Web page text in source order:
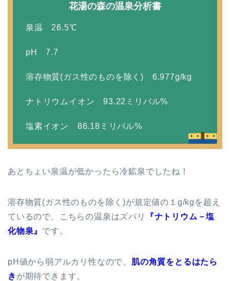
花湯の森の温泉分析書
泉温 26.5℃
pH 7.7
溶存物質(ガス性のものを除く) 6.977g/kg
ナトリウムイオン 93.22ミリバル%
塩素イオン 86.18ミリバル%
あとちょい泉温が低かったら冷鉱泉でしたね！
溶存物質(ガス性のものを除く)が規定値の１g/kgを超え
ているので、こちらの温泉はズバリ
『ナトリウム－塩
化物泉』 です。
pH値から弱アルカリ性なので、 肌の角質をとるはたら
き が期待できます。